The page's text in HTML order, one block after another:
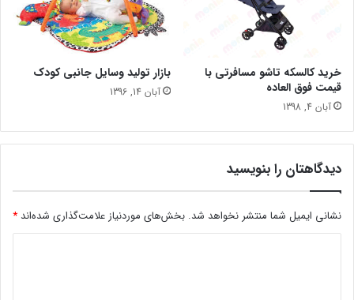
خرید کالسکه تاشو مسافرتی با
قیمت فوق العاده
آبان 4, 1398
بازار تولید وسایل جانبی کودک
آبان 14, 1396
دیدگاهتان را بنویسید
نشانی ایمیل شما منتشر نخواهد شد. بخش‌های موردنیاز علامت‌گذاری شده‌اند *